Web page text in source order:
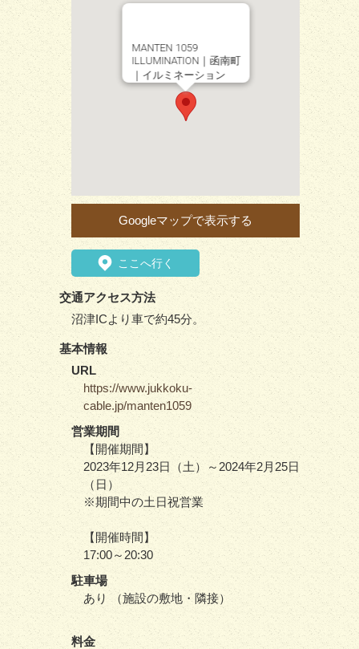
MANTEN 1059
ILLUMINATION｜函南町
｜イルミネーション
Googleマップで表示する
ここへ行く
交通アクセス方法
沼津ICより車で約45分。
基本情報
URL
https://www.jukkoku-
cable.jp/manten1059
営業期間
【開催期間】
2023年12月23日（土）～2024年2月25日
（日）
※期間中の土日祝営業
【開催時間】
17:00～20:30
駐車場
あり （施設の敷地・隣接）
料金